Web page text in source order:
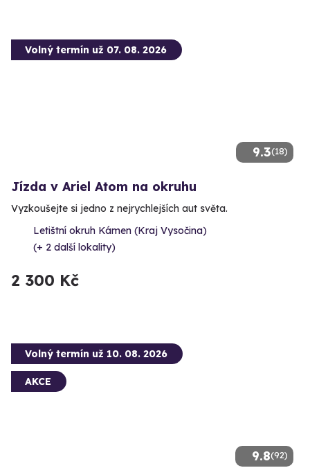
9.3(18)
Volný termín už 07. 08. 2026
Jízda v Ariel Atom na okruhu
Vyzkoušejte si jedno z nejrychlejších aut světa.
Letištní okruh Kámen (Kraj Vysočina)
(+ 2 další lokality)
2 300 Kč
9.8(92)
Volný termín už 10. 08. 2026
AKCE